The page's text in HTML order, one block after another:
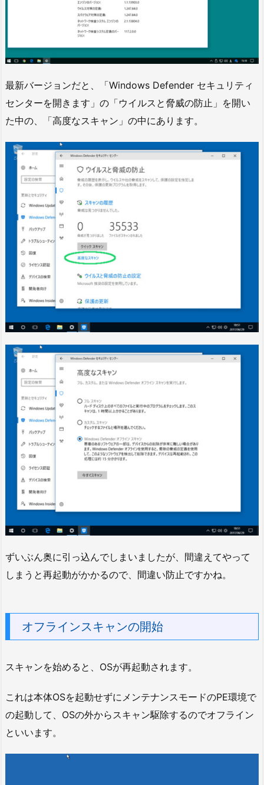
最新バージョンだと、「Windows Defender セキュリティ
センターを開きます」の「ウイルスと脅威の防止」を開い
た中の、「高度なスキャン」の中にあります。
ずいぶん奥に引っ込んでしまいましたが、間違えてやって
しまうと再起動がかかるので、間違い防止ですかね。
オフラインスキャンの開始
スキャンを始めると、OSが再起動されます。
これは本体OSを起動せずにメンテナンスモードのPE環境で
の起動して、OSの外からスキャン駆除するのでオフライン
といいます。